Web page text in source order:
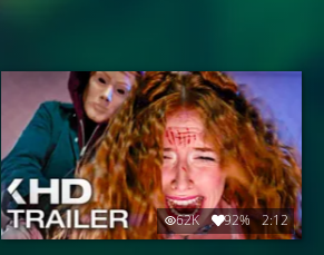
62K 92% 2:12